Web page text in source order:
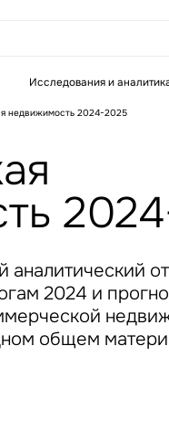
девелопмент
строительства
Исследования и
недвижимость 2024-2025
2024 и
общем
Это